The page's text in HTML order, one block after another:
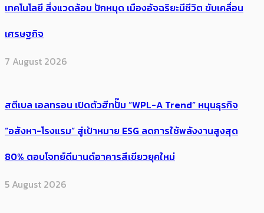
เทคโนโลยี สิ่งแวดล้อม ปักหมุด เมืองอัจฉริยะมีชีวิต ขับเคลื่อน
เศรษฐกิจ
7 August 2026
สตีเบล เอลทรอน เปิดตัวฮีทปั๊ม “WPL-A Trend” หนุนธุรกิจ
“อสังหา-โรงแรม” สู่เป้าหมาย ESG ลดการใช้พลังงานสูงสุด
80% ตอบโจทย์ดีมานด์อาคารสีเขียวยุคใหม่
5 August 2026